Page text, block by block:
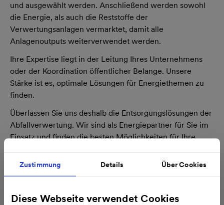
Zustimmung Details Über Cookies
Diese Webseite verwendet Cookies
und ausgewählt werden. Anschließend werden sowohl
die Energie, als auch die Reststoffe der
Verwertungsanlagen vermarktet, damit alle
Anlagenoutputs weiterverwendet werden.
Ihre Expertise liegt in der Leitung Ihres Unternehmens
oder der Koordination öffentlicher Belange. Unsere
Stärke ist es, optimale Lösungen für Energiethemen zu
finden.
Überlassen Sie uns deshalb die Entsorgungslösungen der
Abfallverwertung. Wir sind als Energiepartner für Sie im
Einsatz und finden die besten Möglichkeiten für Ihre
Nutzen Sie unsere Vorlage für